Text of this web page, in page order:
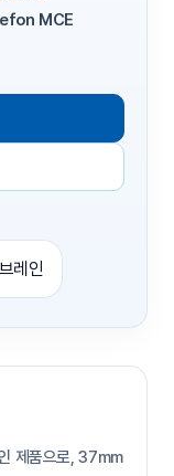
MCE
제품으로, 37mm